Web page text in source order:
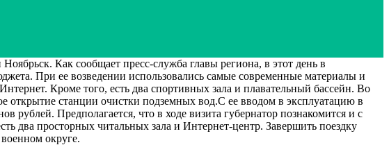
Как сообщает пресс-служба главы региона, в этот день в
При ее возведении использовались самые современные материалы и
Кроме того, есть два спортивных зала и плавательный бассейн. Во
открытие станции очистки подземных вод.С ее вводом в эксплуатацию в
рублей. Предполагается, что в ходе визита губернатор познакомится и с
два просторных читальных зала и Интернет-центр. Завершить поездку
округе.